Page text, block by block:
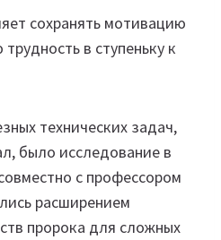
сохранять мотивацию
в ступеньку к
технических задач,
было исследование в
с профессором
расширением
пророка для сложных